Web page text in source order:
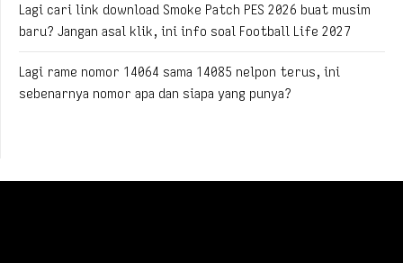
Lagi cari link download Smoke Patch PES 2026 buat musim
baru? Jangan asal klik, ini info soal Football Life 2027
Lagi rame nomor 14064 sama 14085 nelpon terus, ini
sebenarnya nomor apa dan siapa yang punya?